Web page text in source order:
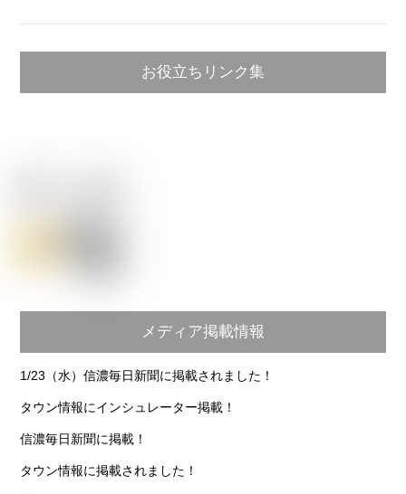
お役立ちリンク集
メディア掲載情報
1/23（水）信濃毎日新聞に掲載されました！
タウン情報にインシュレーター掲載！
信濃毎日新聞に掲載！
タウン情報に掲載されました！